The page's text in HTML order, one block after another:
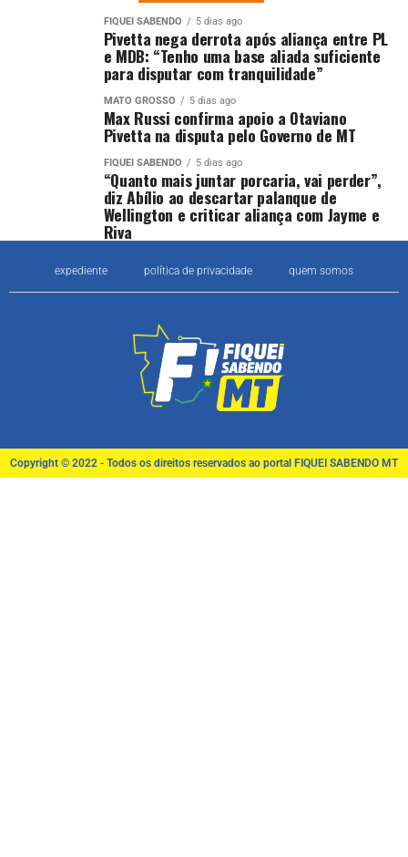
FIQUEI SABENDO 5 dias ago
Pivetta nega derrota após aliança entre PL
e MDB: “Tenho uma base aliada suficiente
para disputar com tranquilidade”
MATO GROSSO 5 dias ago
Max Russi confirma apoio a Otaviano
Pivetta na disputa pelo Governo de MT
FIQUEI SABENDO 5 dias ago
“Quanto mais juntar porcaria, vai perder”,
diz Abílio ao descartar palanque de
Wellington e criticar aliança com Jayme e
Riva
expediente política de privacidade quem somos
Copyright © 2022 - Todos os direitos reservados ao portal FIQUEI SABENDO MT